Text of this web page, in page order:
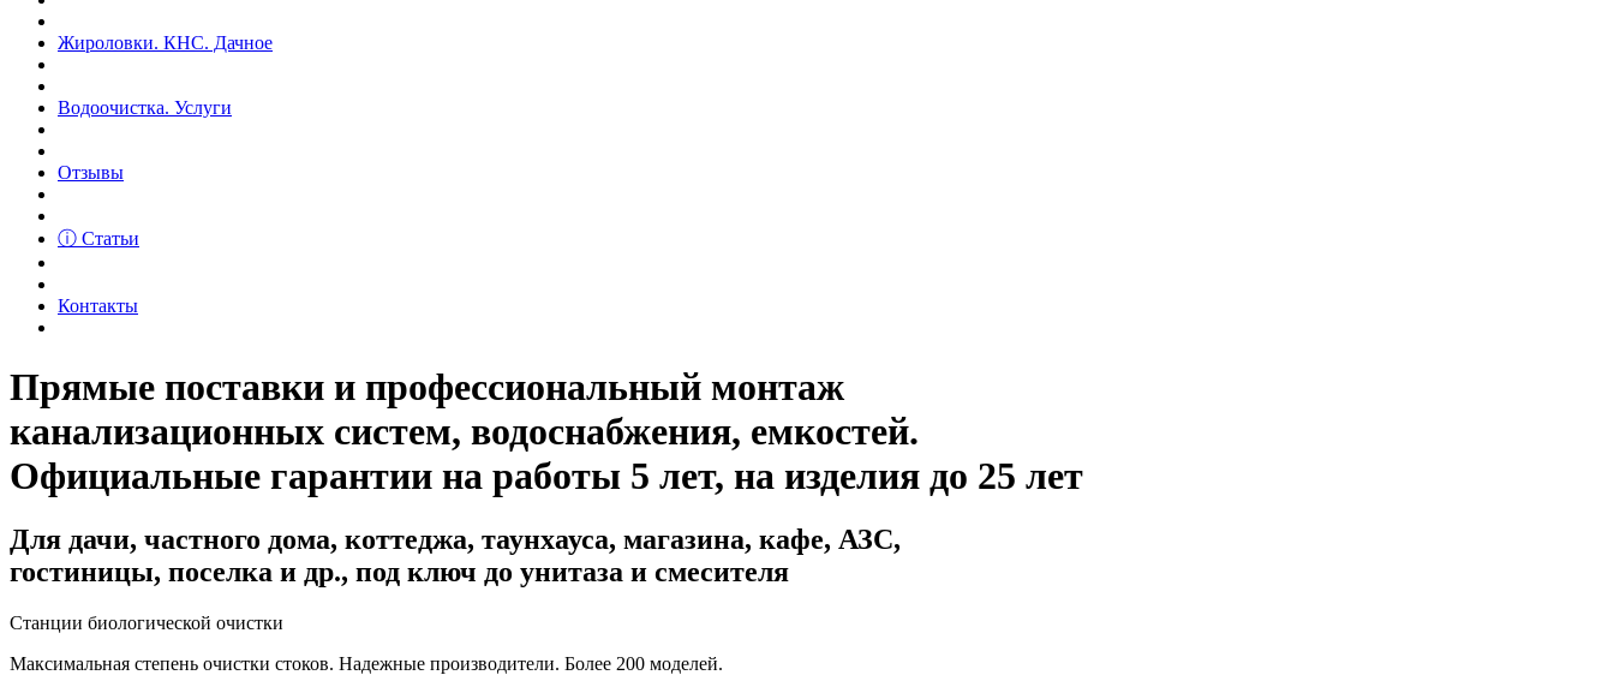
Жироловки. КНС. Дачное
Водоочистка. Услуги
Отзывы
ⓘ Статьи
Контакты
Прямые поставки и профессиональный монтаж
канализационных систем, водоснабжения, емкостей.
Официальные гарантии на работы 5 лет, на изделия до 25 лет
Для дачи, частного дома, коттеджа, таунхауса, магазина, кафе, АЗС,
гостиницы, поселка и др., под ключ до унитаза и смесителя
Станции биологической очистки
Максимальная степень очистки стоков. Надежные производители. Более 200 моделей.